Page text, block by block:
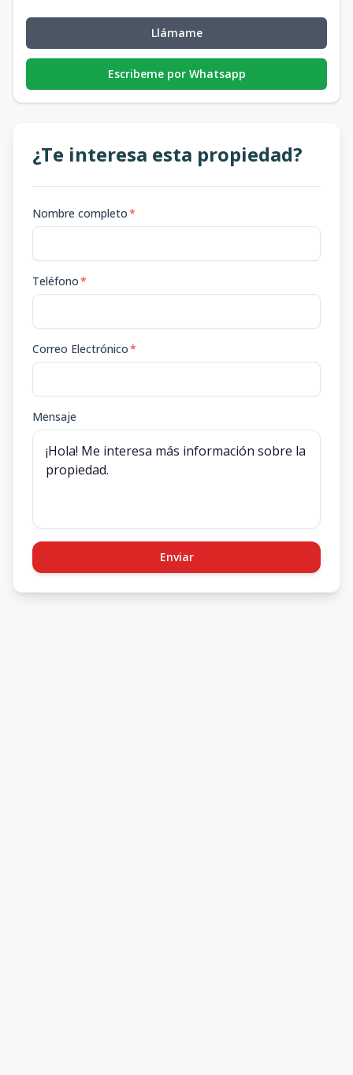
Llámame
Escribeme por Whatsapp
¿Te interesa esta propiedad?
Nombre completo*
Teléfono*
Correo Electrónico*
Mensaje
Enviar